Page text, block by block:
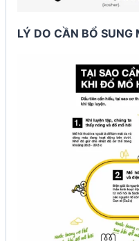
LÝ DO CẦN BỔ